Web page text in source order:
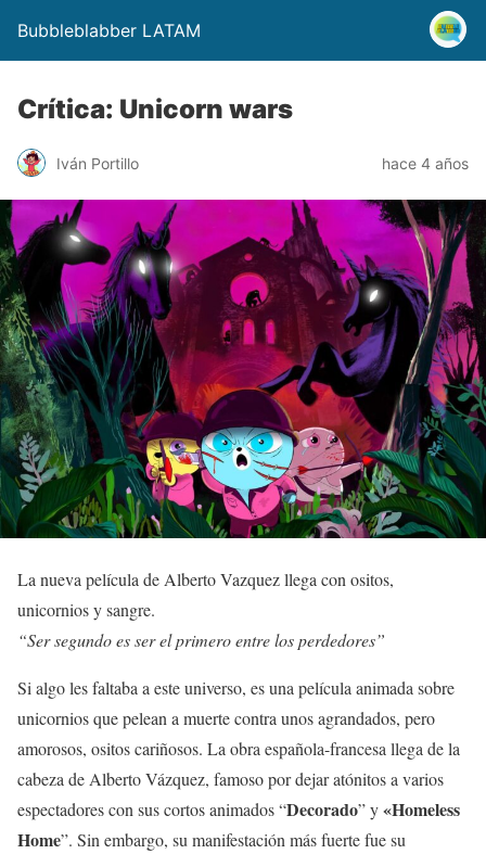
Bubbleblabber LATAM
Crítica: Unicorn wars
Iván Portillo hace 4 años
La nueva película de Alberto Vazquez llega con ositos,
unicornios y sangre.
“Ser segundo es ser el primero entre los perdedores”
Si algo les faltaba a este universo, es una película animada sobre
unicornios que pelean a muerte contra unos agrandados, pero
amorosos, ositos cariñosos. La obra española-francesa llega de la
cabeza de Alberto Vázquez, famoso por dejar atónitos a varios
espectadores con sus cortos animados “Decorado” y«Homeless
Home”. Sin embargo, su manifestación más fuerte fue su